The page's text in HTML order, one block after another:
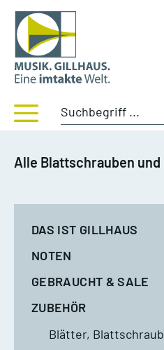
Alle Blattschrauben und
DAS IST GILLHAUS
NOTEN
GEBRAUCHT & SALE
ZUBEHÖR
Blätter,